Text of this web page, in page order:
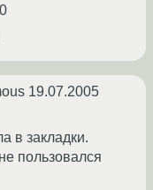
19.07.2005
в закладки.
пользовался